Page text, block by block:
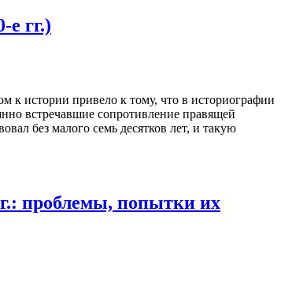
гг.)
к истории привело к тому, что в историографии
встречавшие сопротивление правящей
без малого семь десятков лет, и такую
проблемы, попытки их